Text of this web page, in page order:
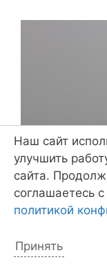
первый день
Наш сайт
улучшить
сайта.
соглашаетесь
политикой
Принять